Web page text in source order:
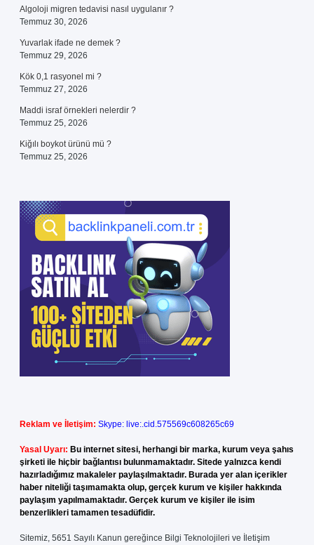
Algoloji migren tedavisi nasıl uygulanır ?
Temmuz 30, 2026
Yuvarlak ifade ne demek ?
Temmuz 29, 2026
Kök 0,1 rasyonel mi ?
Temmuz 27, 2026
Maddi israf örnekleri nelerdir ?
Temmuz 25, 2026
Kiğılı boykot ürünü mü ?
Temmuz 25, 2026
Reklam ve İletişim: Skype: live:.cid.575569c608265c69
Yasal Uyarı: Bu internet sitesi, herhangi bir marka, kurum veya şahıs
şirketi ile hiçbir bağlantısı bulunmamaktadır. Sitede yalnızca kendi
hazırladığımız makaleler paylaşılmaktadır. Burada yer alan içerikler
haber niteliği taşımamakta olup, gerçek kurum ve kişiler hakkında
paylaşım yapılmamaktadır. Gerçek kurum ve kişiler ile isim
benzerlikleri tamamen tesadüfidir.
Sitemiz, 5651 Sayılı Kanun gereğince Bilgi Teknolojileri ve İletişim